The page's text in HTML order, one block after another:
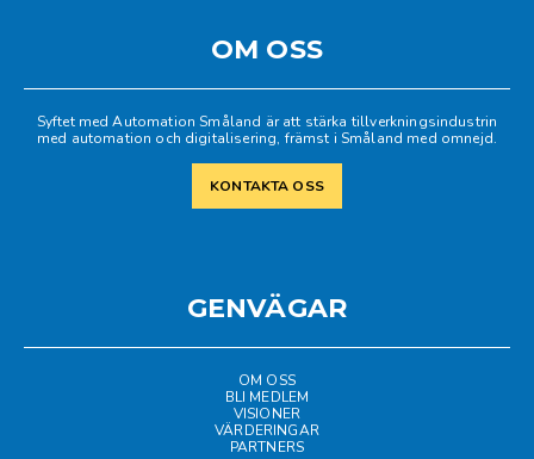
OM OSS
Syftet med Automation Småland är att stärka tillverkningsindustrin
med automation och digitalisering, främst i Småland med omnejd.
KONTAKTA OSS
GENVÄGAR
OM OSS
BLI MEDLEM
VISIONER
VÄRDERINGAR
PARTNERS